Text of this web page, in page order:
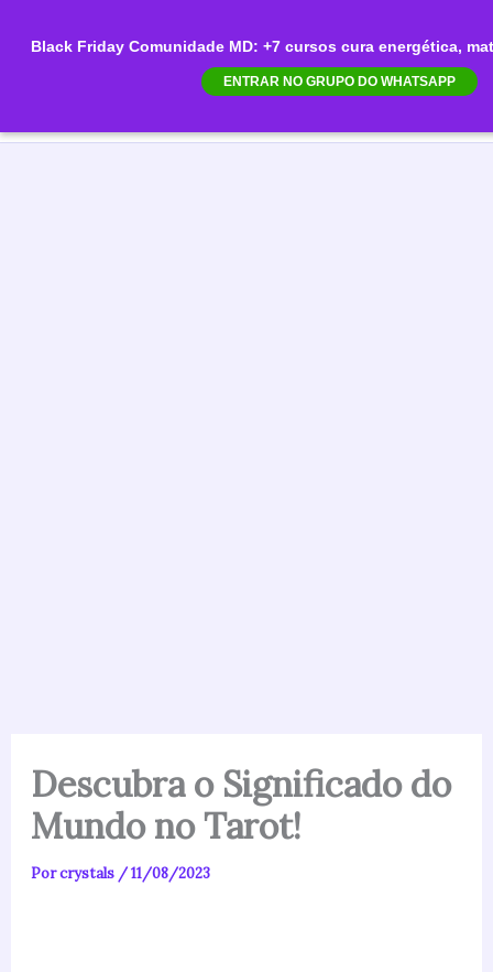
Black Friday Comunidade MD: +7 cursos cura energética,
ENTRAR NO GRUPO DO WHATSAPP
para
Descubra o Significado do
Mundo no Tarot!
Porcrystals /11/08/2023